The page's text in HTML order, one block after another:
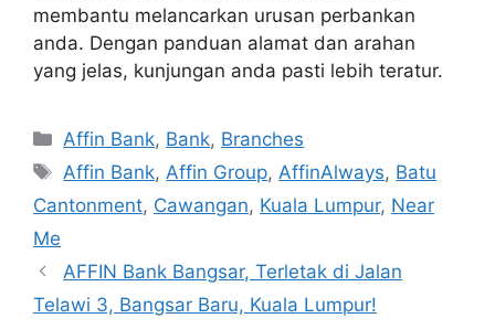
membantu melancarkan urusan perbankan
anda. Dengan panduan alamat dan arahan
yang jelas, kunjungan anda pasti lebih teratur.
Categories
Affin Bank, Bank, Branches
Tags
Affin Bank, Affin Group, AffinAlways, Batu
Cantonment, Cawangan, Kuala Lumpur, Near
Me
AFFIN Bank Bangsar, Terletak di Jalan
Telawi 3, Bangsar Baru, Kuala Lumpur!